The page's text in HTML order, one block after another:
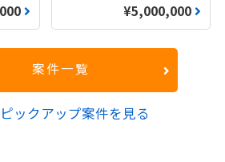
¥5,000,000
案件一覧
ックアップ案件を見る